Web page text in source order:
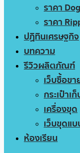
ราคา
ราคา
ปฏิทินเศรษฐกิจ
บทความ
รีวิวผลิตภัณฑ์
เว็บซื้อขา
กระเป๋าเ
เครื่องขุด
เว็บขุดแ
ห้องเรียน